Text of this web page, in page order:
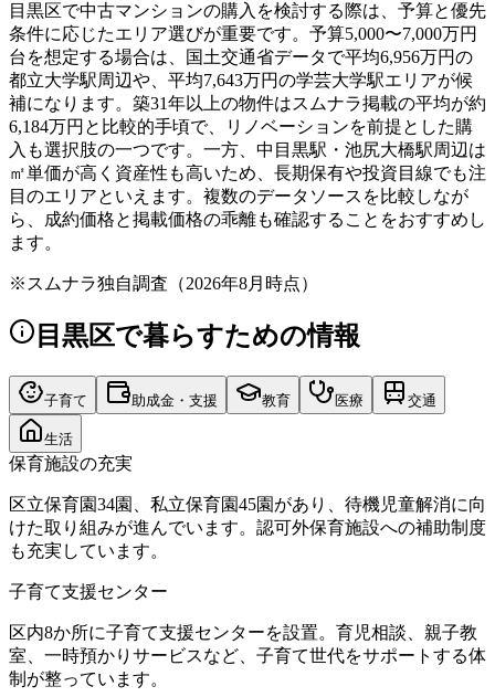
目黒区で中古マンションの購入を検討する際は、予算と優先
条件に応じたエリア選びが重要です。予算5,000〜7,000万円
台を想定する場合は、国土交通省データで平均6,956万円の
都立大学駅周辺や、平均7,643万円の学芸大学駅エリアが候
補になります。築31年以上の物件はスムナラ掲載の平均が約
6,184万円と比較的手頃で、リノベーションを前提とした購
入も選択肢の一つです。一方、中目黒駅・池尻大橋駅周辺は
㎡単価が高く資産性も高いため、長期保有や投資目線でも注
目のエリアといえます。複数のデータソースを比較しなが
ら、成約価格と掲載価格の乖離も確認することをおすすめし
ます。
※ スムナラ独自調査（2026年8月時点）
目黒区で暮らすための情報
子育て 助成金・支援 教育 医療 交通
生活
保育施設の充実
区立保育園34園、私立保育園45園があり、待機児童解消に向
けた取り組みが進んでいます。認可外保育施設への補助制度
も充実しています。
子育て支援センター
区内8か所に子育て支援センターを設置。育児相談、親子教
室、一時預かりサービスなど、子育て世代をサポートする体
制が整っています。